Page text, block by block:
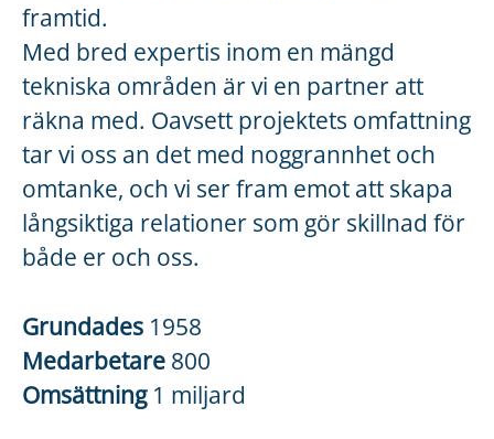
framtid.
Med bred expertis inom en mängd
tekniska områden är vi en partner att
räkna med. Oavsett projektets omfattning
tar vi oss an det med noggrannhet och
omtanke, och vi ser fram emot att skapa
långsiktiga relationer som gör skillnad för
både er och oss.
Grundades 1958
Medarbetare 800
Omsättning 1 miljard